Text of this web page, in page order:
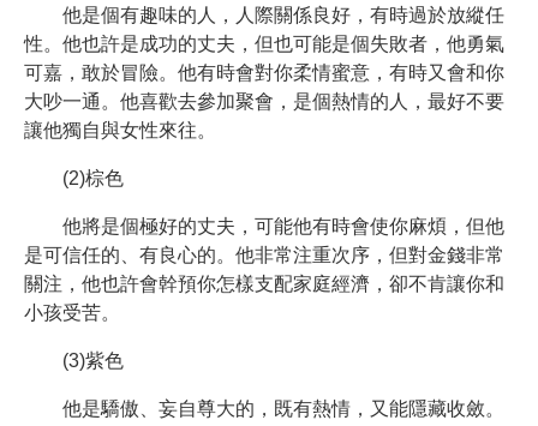
他是個有趣味的人，人際關係良好，有時過於放縱任
性。他也許是成功的丈夫，但也可能是個失敗者，他勇氣
可嘉，敢於冒險。他有時會對你柔情蜜意，有時又會和你
大吵一通。他喜歡去參加聚會，是個熱情的人，最好不要
讓他獨自與女性來往。
(2)棕色
他將是個極好的丈夫，可能他有時會使你麻煩，但他
是可信任的、有良心的。他非常注重次序，但對金錢非常
關注，他也許會幹預你怎樣支配家庭經濟，卻不肯讓你和
小孩受苦。
(3)紫色
他是驕傲、妄自尊大的，既有熱情，又能隱藏收斂。